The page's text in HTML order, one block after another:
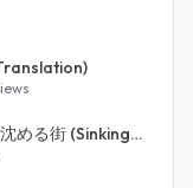
倉橋ヨエコ (Yoeko Kurahashi) - 沈める街 (Sinking Town) (Romanized)